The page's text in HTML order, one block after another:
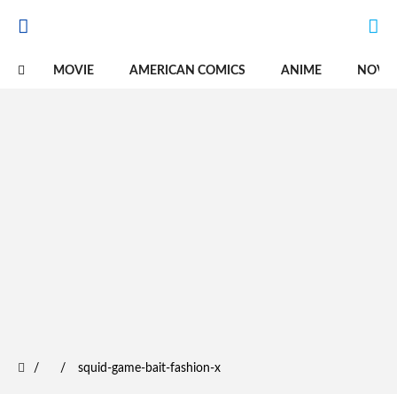
MOVIE AMERICAN COMICS ANIME
squid-game-bait-fashion-x